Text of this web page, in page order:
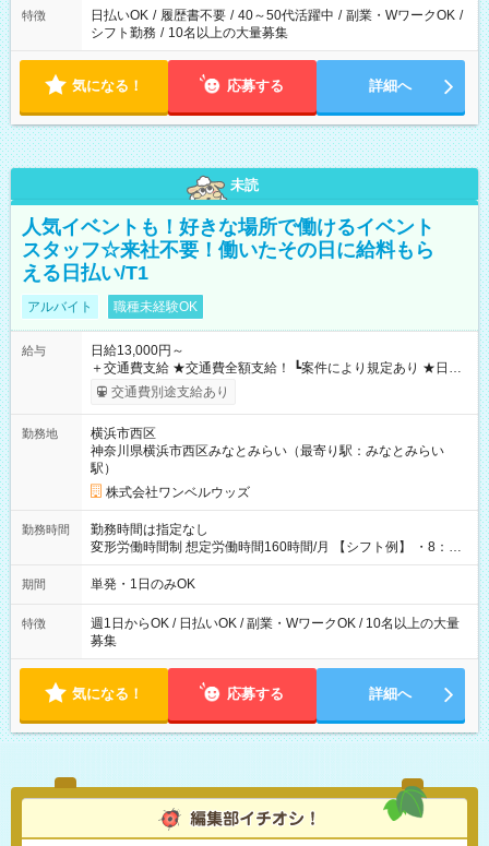
特徴 日払いOK / 履歴書不要 / 40～50代活躍中 / 副業・WワークOK /
シフト勤務 / 10名以上の大量募集
気になる！ 応募する 詳細へ
未読
人気イベントも！好きな場所で働けるイベント
スタッフ☆来社不要！働いたその日に給料もら
える日払い/T1
アルバイト 職種未経験OK
給与
日給13,000円～
＋交通費支給 ★交通費全額支給！ ┗案件により規定あり ★日払
いOK！（規定あり） ┗働いたその日に現金GET♪ お仕事後はコ
ンビニATMから 日払い分を引き落とせます！ 【試用期間】試
交通費別途支給あり
勤務地
横浜市西区
神奈川県横浜市西区みなとみらい（最寄り駅：みなとみらい
駅）
株式会社ワンベルウッズ
勤務時間
勤務時間は指定なし
変形労働時間制 想定労働時間160時間/月 【シフト例】 ・8：00
～21：00
期間 単発・1日のみOK
特徴
週1日からOK / 日払いOK / 副業・WワークOK / 10名以上の大量
募集
気になる！ 応募する 詳細へ